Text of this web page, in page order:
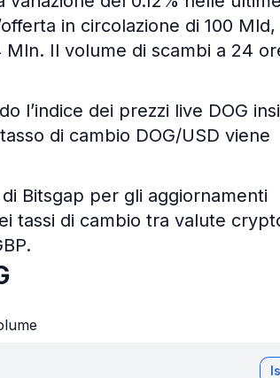
in circolazione di 100 Mld,
Mln. Il volume di scambi a 24
l’indice dei prezzi live DOG
di cambio DOG/USD viene
Bitsgap per gli aggiornamenti
tassi di cambio tra valute